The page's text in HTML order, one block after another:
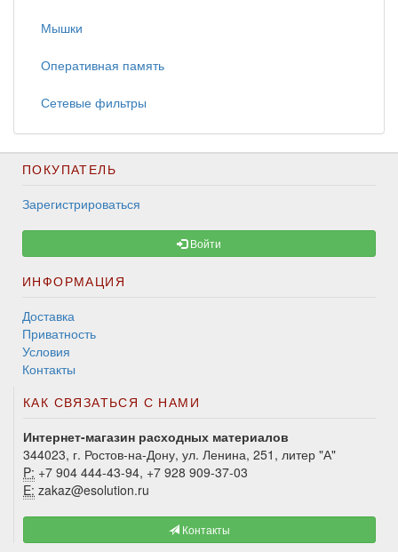
Мышки
Оперативная память
Сетевые фильтры
ПОКУПАТЕЛЬ
Зарегистрироваться
Войти
ИНФОРМАЦИЯ
Доставка
Приватность
Условия
Контакты
КАК СВЯЗАТЬСЯ С НАМИ
Интернет-магазин расходных материалов
344023, г. Ростов-на-Дону, ул. Ленина, 251, литер "А"
P: +7 904 444-43-94, +7 928 909-37-03
E: zakaz@esolution.ru
Контакты